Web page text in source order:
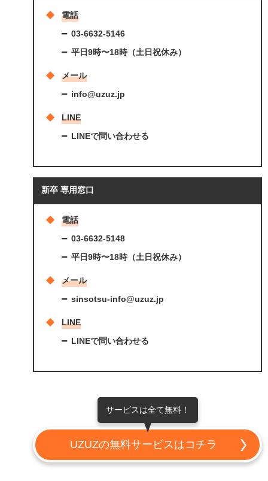
電話
03-6632-5146
平日9時〜18時（土日祝休み）
メール
info@uzuz.jp
LINE
LINEで問い合わせる
新卒 専用窓口
電話
03-6632-5148
平日9時〜18時（土日祝休み）
メール
sinsotsu-info@uzuz.jp
LINE
LINEで問い合わせる
サービスは全て無料！
UZUZの無料サービスはコチラ